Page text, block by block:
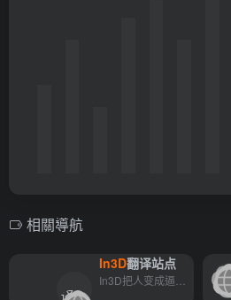
相關導航
In3D翻译站点